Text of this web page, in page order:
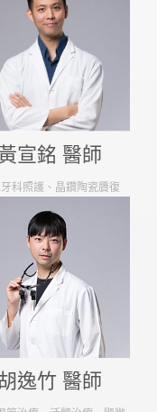
宣銘 醫師
科照護、晶鑽陶瓷贗復
逸竹 醫師